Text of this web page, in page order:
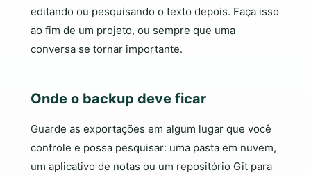
editando ou pesquisando o texto depois. Faça isso
ao fim de um projeto, ou sempre que uma
conversa se tornar importante.
Onde o backup deve ficar
Guarde as exportações em algum lugar que você
controle e possa pesquisar: uma pasta em nuvem,
um aplicativo de notas ou um repositório Git para